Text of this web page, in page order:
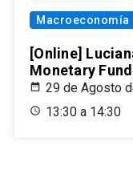
Macroeconomía
[Online]
Monetary
29 de Agosto
13:30 a 14:30